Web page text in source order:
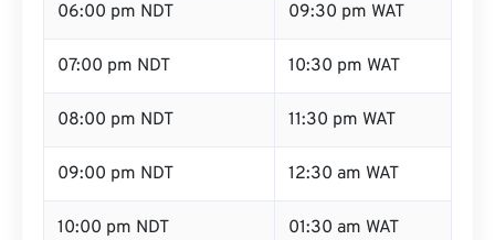
06:00 pm NDT 09:30 pm WAT
07:00 pm NDT 10:30 pm WAT
08:00 pm NDT 11:30 pm WAT
09:00 pm NDT 12:30 am WAT
10:00 pm NDT 01:30 am WAT